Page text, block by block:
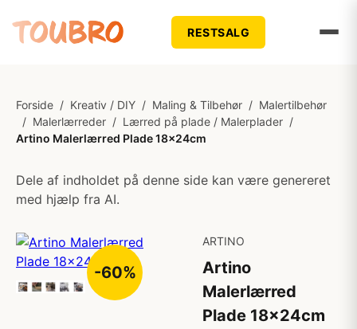
RESTSALG
Forside / Kreativ / DIY / Maling & Tilbehør / Malertilbehør
/ Malerlærreder / Lærred på plade / Malerplader /
Artino Malerlærred Plade 18x24cm
Dele af indholdet på denne side kan være genereret
med hjælp fra AI.
-60%
ARTINO
Artino
Malerlærred
Plade 18x24cm